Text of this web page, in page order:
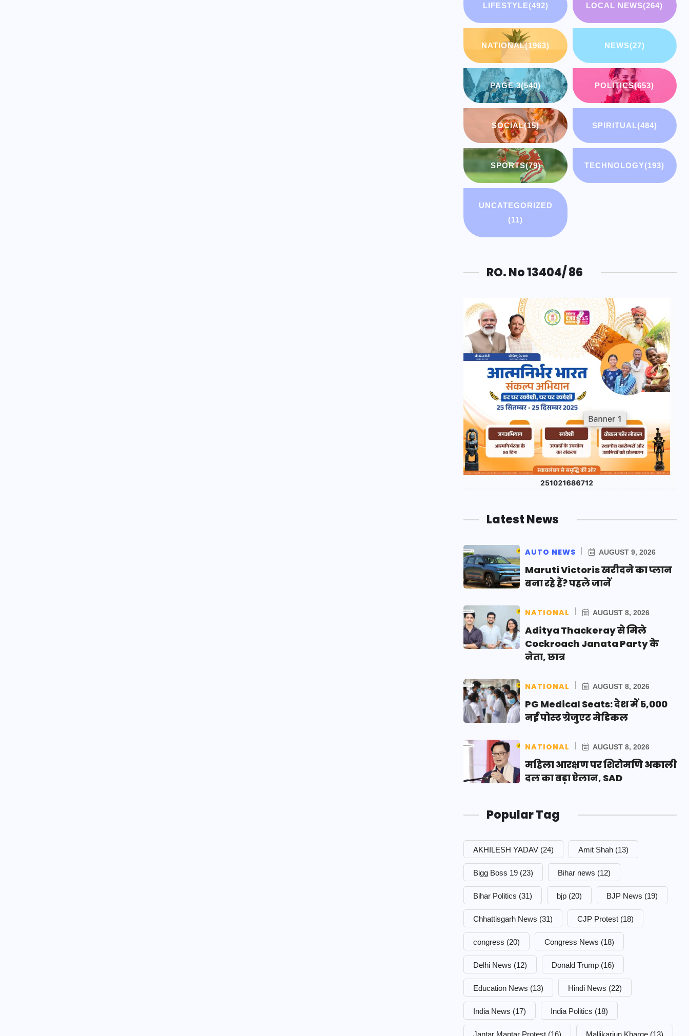
LIFESTYLE(492) LOCAL NEWS(264)
NATIONAL(1963) NEWS(27)
PAGE 3(540) POLITICS(653)
SOCIAL(15) SPIRITUAL(484)
SPORTS(79) TECHNOLOGY(193)
UNCATEGORIZED
(11)
RO. No 13404/ 86
Latest News
AUTO NEWS AUGUST 9, 2026
Maruti Victoris खरीदने का प्लान
बना रहे हैं? पहले जानें
NATIONAL AUGUST 8, 2026
Aditya Thackeray से मिले
Cockroach Janata Party के
नेता, छात्र
NATIONAL AUGUST 8, 2026
PG Medical Seats: देश में 5,000
नई पोस्ट ग्रेजुएट मेडिकल
NATIONAL AUGUST 8, 2026
महिला आरक्षण पर शिरोमणि अकाली
दल का बड़ा ऐलान, SAD
Popular Tag
AKHILESH YADAV (24) Amit Shah (13)
Bigg Boss 19 (23) Bihar news (12)
Bihar Politics (31) bjp (20) BJP News (19)
Chhattisgarh News (31) CJP Protest (18)
congress (20) Congress News (18)
Delhi News (12) Donald Trump (16)
Education News (13) Hindi News (22)
India News (17) India Politics (18)
Jantar Mantar Protest (16) Mallikarjun Kharge (13)